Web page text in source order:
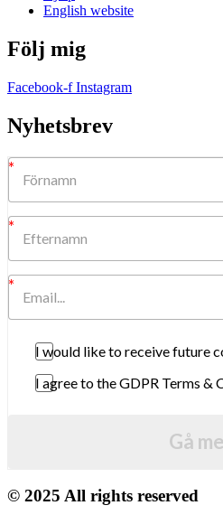
English website
Följ mig
Facebook-f Instagram
Nyhetsbrev
I would like to receive future
I agree to the GDPR Terms &
Gå
© 2025 All rights reserved